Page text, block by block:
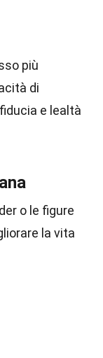
più
di
e lealtà
o le figure
la vita